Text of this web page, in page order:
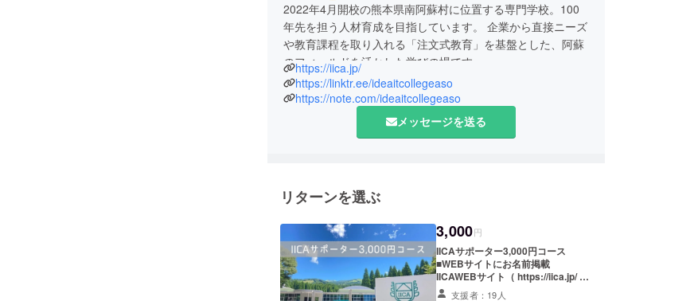
2022年4月開校の熊本県南阿蘇村に位置する専門学校。100
年先を担う人材育成を目指しています。 企業から直接ニーズ
や教育課程を取り入れる「注文式教育」を基盤とした、阿蘇
のフィールドを活かした学びの場です。
https://iica.jp/
https://linktr.ee/ideaitcollegeaso
https://note.com/ideaitcollegeaso
メッセージを送る
リターンを選ぶ
3,000円
IICAサポーター3,000円コース
■WEBサイトにお名前掲載
IICAWEBサイト（ https://iica.jp/ ）
内に、IICAサポーターとしてお名前
支援者：19人